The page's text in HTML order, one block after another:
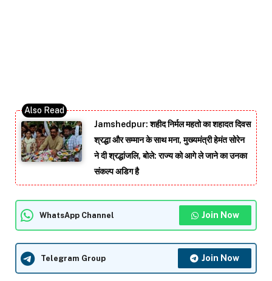
Jamshedpur: शहीद निर्मल महतो का शहादत दिवस
श्रद्धा और सम्मान के साथ मना, मुख्यमंत्री हेमंत सोरेन
ने दी श्रद्धांजलि, बोले: राज्य को आगे ले जाने का उनका
संकल्प अडिग है
WhatsApp Channel Join Now
Telegram Group Join Now